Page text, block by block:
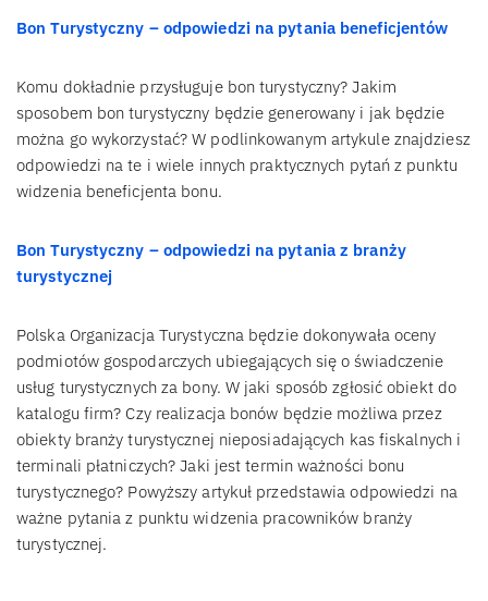
Bon Turystyczny – odpowiedzi na pytania beneficjentów
Komu dokładnie przysługuje bon turystyczny? Jakim
sposobem bon turystyczny będzie generowany i jak będzie
można go wykorzystać? W podlinkowanym artykule znajdziesz
odpowiedzi na te i wiele innych praktycznych pytań z punktu
widzenia beneficjenta bonu.
Bon Turystyczny – odpowiedzi na pytania z branży
turystycznej
Polska Organizacja Turystyczna będzie dokonywała oceny
podmiotów gospodarczych ubiegających się o świadczenie
usług turystycznych za bony. W jaki sposób zgłosić obiekt do
katalogu firm? Czy realizacja bonów będzie możliwa przez
obiekty branży turystycznej nieposiadających kas fiskalnych i
terminali płatniczych? Jaki jest termin ważności bonu
turystycznego? Powyższy artykuł przedstawia odpowiedzi na
ważne pytania z punktu widzenia pracowników branży
turystycznej.